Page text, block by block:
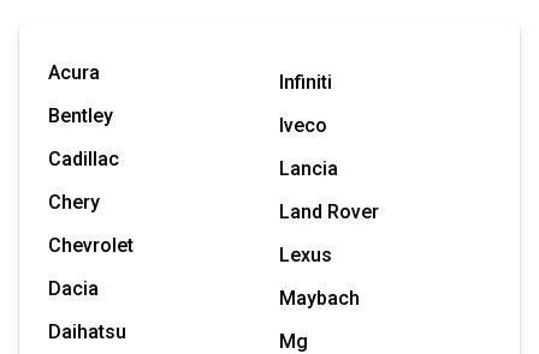
Acura
Bentley
Cadillac
Chery
Chevrolet
Dacia
Daihatsu
Infiniti
Iveco
Lancia
Land Rover
Lexus
Maybach
Mg